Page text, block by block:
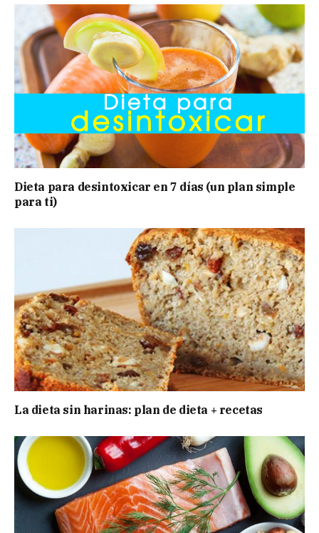
Dieta para desintoxicar en 7 días (un plan simple
para ti)
La dieta sin harinas: plan de dieta + recetas